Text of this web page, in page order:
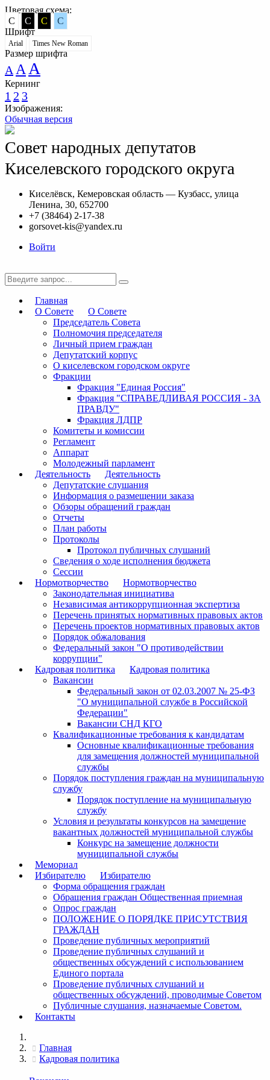
Цветовая схема:
C
C C
C
Шрифт
Arial Times New Roman
Размер шрифта
A A A
Кернинг
1 2 3
Изображения:
Обычная версия
Совет народных депутатов
Киселевского городского округа
Киселёвск, Кемеровская область — Кузбасс, улица
Ленина, 30, 652700
+7 (38464) 2-17-38
gorsovet-kis@yandex.ru
Войти
Главная
О Совете
О Совете
Председатель Совета
Полномочия председателя
Личный прием граждан
Депутатский корпус
О киселевском городском округе
Фракции
Фракция "Единая Россия"
Фракция "СПРАВЕДЛИВАЯ РОССИЯ - ЗА
ПРАВДУ"
Фракция ЛДПР
Комитеты и комиссии
Регламент
Аппарат
Молодежный парламент
Деятельность
Деятельность
Депутатские слушания
Информация о размещении заказа
Обзоры обращений граждан
Отчеты
План работы
Протоколы
Протокол публичных слушаний
Сведения о ходе исполнения бюджета
Сессии
Нормотворчество
Нормотворчество
Законодательная инициатива
Независимая антикоррупционная экспертиза
Перечень принятых нормативных правовых актов
Перечень проектов нормативных правовых актов
Порядок обжалования
Федеральный закон "О противодействии
коррупции"
Кадровая политика
Кадровая политика
Вакансии
Федеральный закон от 02.03.2007 № 25-ФЗ
"О муниципальной службе в Российской
Федерации"
Вакансии СНД КГО
Квалификационные требования к кандидатам
Основные квалификационные требования
для замещения должностей муниципальной
службы
Порядок поступления граждан на муниципальную
службу
Порядок поступление на муниципальную
службу
Условия и результаты конкурсов на замещение
вакантных должностей муниципальной службы
Конкурс на замещение должности
муниципальной службы
Мемориал
Избирателю
Избирателю
Форма обращения граждан
Обращения граждан Общественная приемная
Опрос граждан
ПОЛОЖЕНИЕ О ПОРЯДКЕ ПРИСУТСТВИЯ
ГРАЖДАН
Проведение публичных мероприятий
Проведение публичных слушаний и
общественных обсуждений с использованием
Единого портала
Проведение публичных слушаний и
общественных обсуждений, проводимые Советом
Публичные слушания, назначаемые Советом.
Контакты
Главная
Кадровая политика